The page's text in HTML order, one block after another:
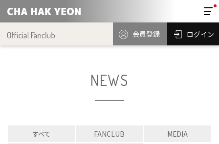
会員登録 ログイン
NEWS
すべて FANCLUB
MEDIA